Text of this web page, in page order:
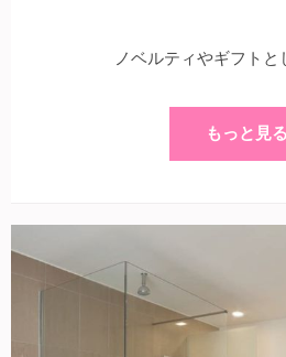
ノベルティやギフト
もっと見る